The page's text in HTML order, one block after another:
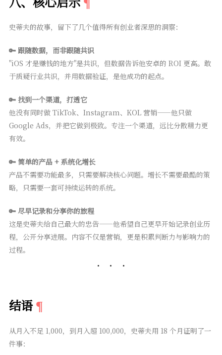
史蒂夫的故事，留下了几个值得所有创业者深思的洞察：
🔑 跟随数据，而非跟随共识
"iOS 才是赚钱的地方"是共识，但数据告诉他安卓的 ROI 更高。敢
于质疑行业共识，并用数据验证，是他成功的起点。
🔑 找到一个渠道，打透它
他没有同时做 TikTok、Instagram、KOL 营销——他只做
Google Ads，并把它做到极致。专注一个渠道，远比分散精力更
有效。
🔑 简单的产品 + 系统化增长
产品不需要功能最多，只需要解决核心问题。增长不需要最酷的策
略，只需要一套可持续运转的系统。
🔑 尽早记录和分享你的旅程
这是史蒂夫给自己最大的忠告——他希望自己更早开始记录创业历
程，公开分享进展。内容不仅是营销，更是积累判断力与影响力的
过程。
结语
从月入不足 1,000，到月入超 100,000，史蒂夫用 18 个月证明了一
件事：